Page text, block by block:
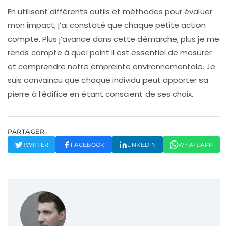
En utilisant différents outils et méthodes pour évaluer
mon impact, j’ai constaté que chaque petite action
compte. Plus j’avance dans cette démarche, plus je me
rends compte à quel point il est essentiel de mesurer
et comprendre notre empreinte environnementale. Je
suis convaincu que chaque individu peut apporter sa
pierre à l’édifice en étant conscient de ses choix.
PARTAGER :
TWITTER FACEBOOK LINKEDIN WHATSAPP